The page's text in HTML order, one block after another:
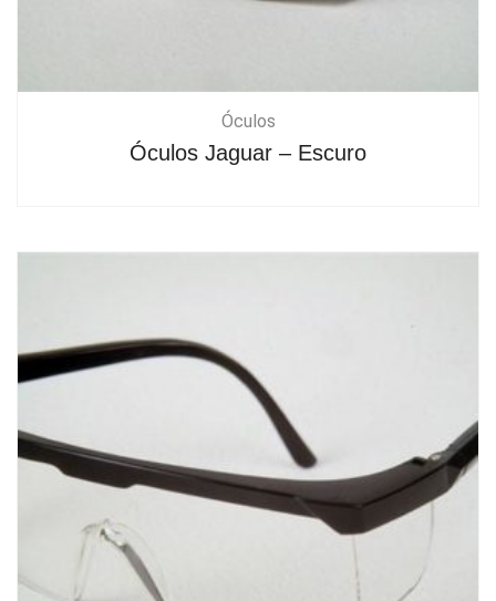
Óculos
Óculos Jaguar – Escuro